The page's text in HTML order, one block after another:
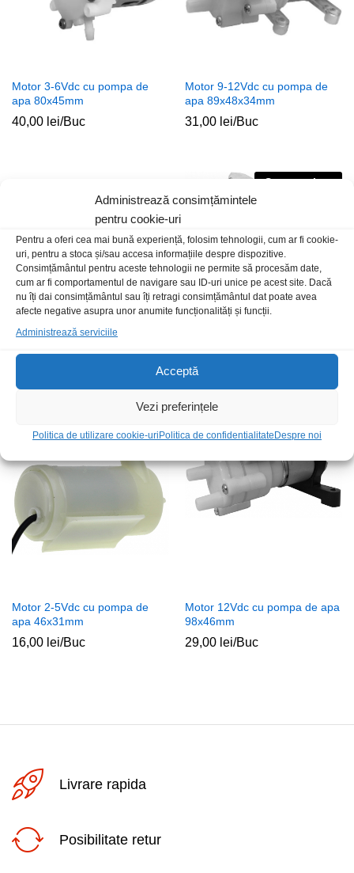
Administrează consimțămintele
pentru cookie-uri
Pentru a oferi cea mai bună experiență, folosim tehnologii, cum ar fi cookie-
uri, pentru a stoca și/sau accesa informațiile despre dispozitive.
Consimțământul pentru aceste tehnologii ne permite să procesăm date,
cum ar fi comportamentul de navigare sau ID-uri unice pe acest site. Dacă
nu îți dai consimțământul sau îți retragi consimțământul dat poate avea
afecte negative asupra unor anumite funcționalități și funcții.
Administrează serviciile
Acceptă
Vezi preferințele
Politica de utilizare cookie-uriPolitica de confidentialitateDespre noi
Motor 3-6Vdc cu pompa de
apa 80x45mm
40,00 lei/Buc
Motor 9-12Vdc cu pompa de
apa 89x48x34mm
31,00 lei/Buc
9 dinti
Stoc epuizat
Stoc epuizat
Motor 2-5Vdc cu pompa de
apa 46x31mm
16,00 lei/Buc
Stoc epuizat
Motor 12Vdc cu pompa de apa
98x46mm
29,00 lei/Buc
Livrare rapida
Posibilitate retur